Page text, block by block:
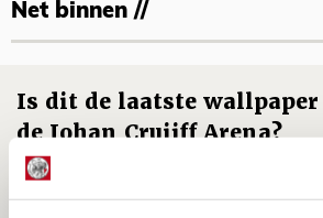
Net binnen //
Is dit de laatste
de Johan Cruijff Arena?
07 AUGUSTUS 2026 - 00:36